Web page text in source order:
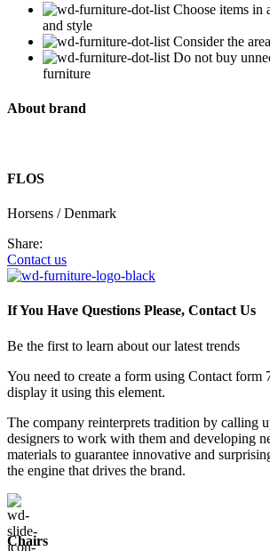
Choose items in
and style
Consider the
Do not buy
furniture
About brand
FLOS
Horsens / Denmark
Share:
Contact us
If You Have Questions Please, Contact Us
Be the first to learn about our latest trends
You need to create a form using Contact form
display it using this element.
The company reinterprets tradition by calling
designers to work with them and developing
materials to guarantee innovative and
the engine that drives the brand.
Chairs